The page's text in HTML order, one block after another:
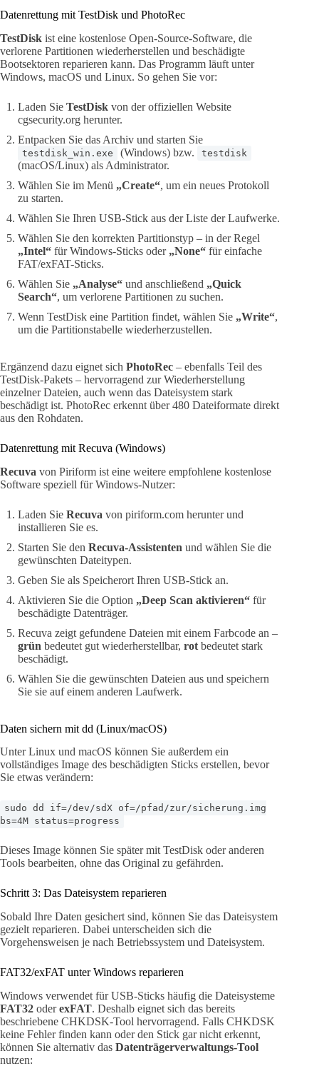
Datenrettung mit TestDisk und PhotoRec
TestDisk ist eine kostenlose Open-Source-Software, die
verlorene Partitionen wiederherstellen und beschädigte
Bootsektoren reparieren kann. Das Programm läuft unter
Windows, macOS und Linux. So gehen Sie vor:
Laden Sie TestDisk von der offiziellen Website
cgsecurity.org herunter.
Entpacken Sie das Archiv und starten Sie
testdisk_win.exe (Windows) bzw. testdisk
(macOS/Linux) als Administrator.
Wählen Sie im Menü „Create“, um ein neues Protokoll
zu starten.
Wählen Sie Ihren USB-Stick aus der Liste der Laufwerke.
Wählen Sie den korrekten Partitionstyp – in der Regel
„Intel“ für Windows-Sticks oder „None“ für einfache
FAT/exFAT-Sticks.
Wählen Sie „Analyse“ und anschließend „Quick
Search“, um verlorene Partitionen zu suchen.
Wenn TestDisk eine Partition findet, wählen Sie „Write“,
um die Partitionstabelle wiederherzustellen.
Ergänzend dazu eignet sich PhotoRec – ebenfalls Teil des
TestDisk-Pakets – hervorragend zur Wiederherstellung
einzelner Dateien, auch wenn das Dateisystem stark
beschädigt ist. PhotoRec erkennt über 480 Dateiformate direkt
aus den Rohdaten.
Datenrettung mit Recuva (Windows)
Recuva von Piriform ist eine weitere empfohlene kostenlose
Software speziell für Windows-Nutzer:
Laden Sie Recuva von piriform.com herunter und
installieren Sie es.
Starten Sie den Recuva-Assistenten und wählen Sie die
gewünschten Dateitypen.
Geben Sie als Speicherort Ihren USB-Stick an.
Aktivieren Sie die Option „Deep Scan aktivieren“ für
beschädigte Datenträger.
Recuva zeigt gefundene Dateien mit einem Farbcode an –
grün bedeutet gut wiederherstellbar, rot bedeutet stark
beschädigt.
Wählen Sie die gewünschten Dateien aus und speichern
Sie sie auf einem anderen Laufwerk.
Daten sichern mit dd (Linux/macOS)
Unter Linux und macOS können Sie außerdem ein
vollständiges Image des beschädigten Sticks erstellen, bevor
Sie etwas verändern:
sudo dd if=/dev/sdX of=/pfad/zur/sicherung.img
bs=4M status=progress
Dieses Image können Sie später mit TestDisk oder anderen
Tools bearbeiten, ohne das Original zu gefährden.
Schritt 3: Das Dateisystem reparieren
Sobald Ihre Daten gesichert sind, können Sie das Dateisystem
gezielt reparieren. Dabei unterscheiden sich die
Vorgehensweisen je nach Betriebssystem und Dateisystem.
FAT32/exFAT unter Windows reparieren
Windows verwendet für USB-Sticks häufig die Dateisysteme
FAT32 oderexFAT. Deshalb eignet sich das bereits
beschriebene CHKDSK-Tool hervorragend. Falls CHKDSK
keine Fehler finden kann oder den Stick gar nicht erkennt,
können Sie alternativ das Datenträgerverwaltungs-Tool
nutzen: